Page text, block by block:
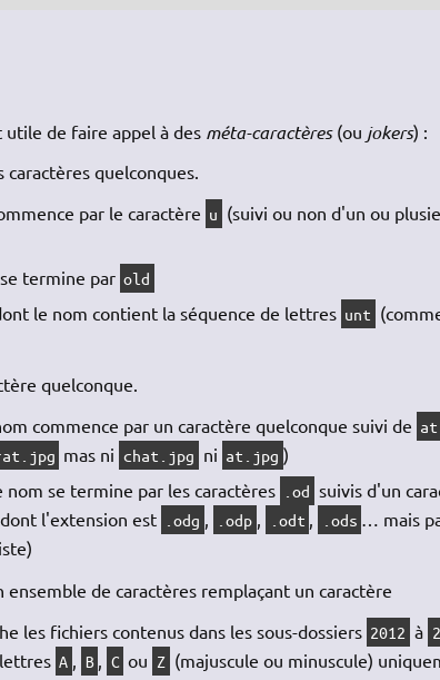
utile de faire appel à des méta-caractères(ou jokers) :
quelconques.
par le caractère u (suivi ou non d'un ou
termine par old
le nom contient la séquence de lettres unt
quelconque.
commence par un caractère quelconque suivi de
mas ni chat.jpg ni at.jpg )
se termine par les caractères .od suivis d'un
l'extension est
.odg , .odp , .odt , .ods … mais
de caractères remplaçant un caractère
les fichiers contenus dans les sous-dossiers 2012 à
A , B , C ou Z (majuscule ou minuscule)